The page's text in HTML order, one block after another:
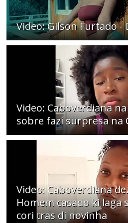
Video: Gilson Furtado -
Video: Caboverdiana
sobre fazi surpresa na
Video: Caboverdiana
Homem casado ki laga
cori tras di novinha